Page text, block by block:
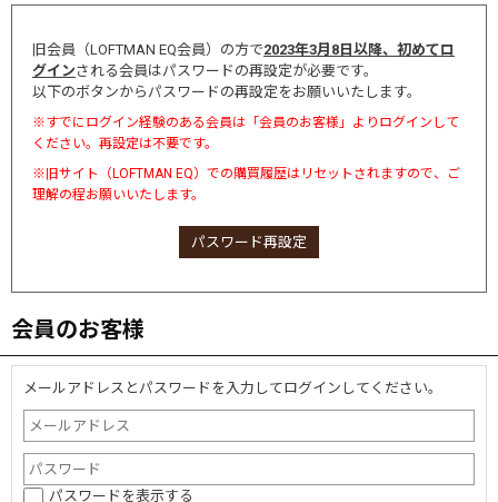
旧会員（LOFTMAN EQ会員）の方で2023年3月8日以降、初めてロ
グインされる会員はパスワードの再設定が必要です。
以下のボタンからパスワードの再設定をお願いいたします。
※すでにログイン経験のある会員は「会員のお客様」よりログインして
ください。再設定は不要です。
※旧サイト（LOFTMAN EQ）での購買履歴はリセットされますので、ご
理解の程お願いいたします。
パスワード再設定
会員のお客様
メールアドレスとパスワードを入力してログインしてください。
パスワードを表示する